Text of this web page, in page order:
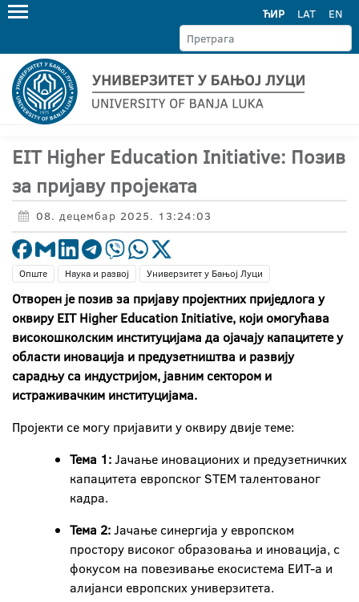
ЋИР LAT EN
EIT Higher Education Initiative: Позив
за пријаву пројеката
08. децембар 2025. 13:24:03
Опште Наука и развој Универзитет у Бањој Луци
Отворен је позив за пријаву пројектних приједлога у
оквиру EIT Higher Education Initiative, који омогућава
високошколским институцијама да ојачају капацитете у
области иновација и предузетништва и развију
сарадњу са индустријом, јавним сектором и
истраживачким институцијама.
Пројекти се могу пријавити у оквиру двије теме:
Тема 1:Јачање иновационих и предузетничких
капацитета европског STEM талентованог
кадра.
Тема 2:Јачање синергија у европском
простору високог образовања и иновација, с
фокусом на повезивање екосистема ЕИТ-а и
алијанси eвропских универзитета.